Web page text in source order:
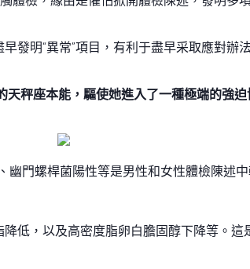
發明“異常”項目，有利于盡早采取應對辦
秤座本能，驅使她進入了一種極端的強
門螺桿菌陽性等是男性和女性體檢陳述
低，以及高密度脂卵白膽固醇下降等。